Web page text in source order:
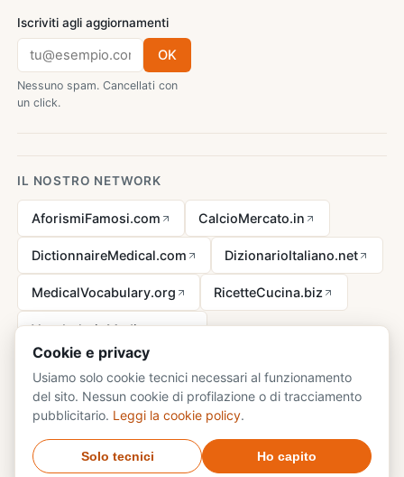
Iscriviti agli aggiornamenti
OK
Nessuno spam. Cancellati con
un click.
IL NOSTRO NETWORK
AforismiFamosi.com CalcioMercato.in
DictionnaireMedical.com DizionarioItaliano.net
MedicalVocabulary.org RicetteCucina.biz
VocabolarioMedico.com
Avviso legale ai sensi della legge n. 62 del 07.03.2001
© 2026 DizionarioSinonimi.com - tutti i diritti riservati. Privacy
Cookie·Contatti
Cookie e privacy
Usiamo solo cookie tecnici necessari al funzionamento
del sito. Nessun cookie di profilazione o di tracciamento
pubblicitario. Leggi la cookie policy.
Solo tecnici Ho capito